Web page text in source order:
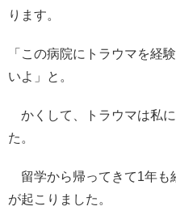
ります。
「この病院にトラウマを経
いよ」と。
かくして、トラウマは私
た。
留学から帰ってきて1年も
が起こりました。